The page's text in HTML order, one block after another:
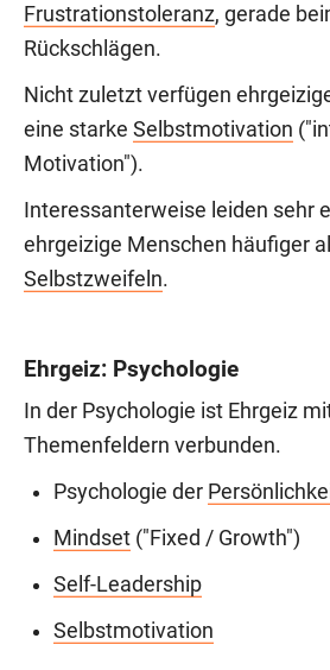
Frustrationstoleranz, gerade
Rückschlägen.
Nicht zuletzt verfügen
eine starke Selbstmotivation
Motivation").
Interessanterweise leiden sehr
ehrgeizige Menschen häufiger
Selbstzweifeln.
Ehrgeiz: Psychologie
In der Psychologie ist Ehrgeiz
Themenfeldern verbunden.
Psychologie der
Mindset ("Fixed / Growth")
Self-Leadership
Selbstmotivation